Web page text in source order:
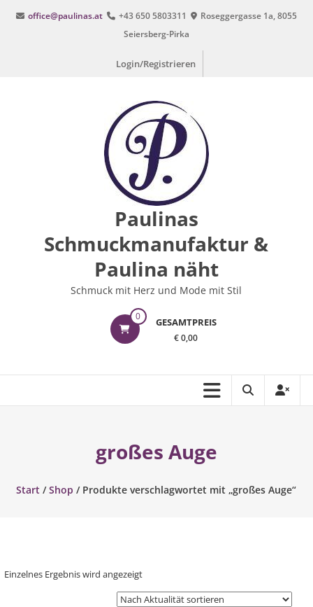
Inhalt
office@paulinas.at +43 650 5803311
Roseggergasse 1a, 8055
Seiersberg-Pirka
Login/Registrieren
Paulinas
Schmuckmanufaktur &
Paulina näht
Schmuck mit Herz und Mode mit Stil
0 GESAMTPREIS
€ 0,00
großes Auge
Start /Shop / Produkte verschlagwortet mit „großes Auge“
Einzelnes Ergebnis wird angezeigt